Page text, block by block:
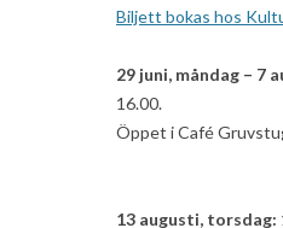
Biljett bokas hos
29 juni, måndag – 7
16.00.
Öppet i Café
13 augusti, torsdag: